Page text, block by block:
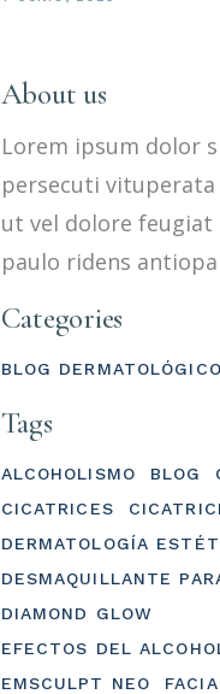
About us
Lorem ipsum dolor
persecuti
ut vel dolore feugiat
paulo ridens
Categories
BLOG DERMATOLÓGICO
Tags
ALCOHOLISMO BLOG
CICATRICES
DERMATOLOGÍA
DESMAQUILLANTE
DIAMOND GLOW
EFECTOS DEL
EMSCULPT NEO